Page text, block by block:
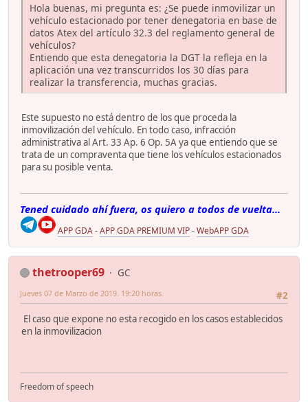
Hola buenas, mi pregunta es: ¿Se puede inmovilizar un
vehículo estacionado por tener denegatoria en base de
datos Atex del artículo 32.3 del reglamento general de
vehículos?
Entiendo que esta denegatoria la DGT la refleja en la
aplicación una vez transcurridos los 30 días para
realizar la transferencia, muchas gracias.
Este supuesto no está dentro de los que proceda la
inmovilización del vehículo. En todo caso, infracción
administrativa al Art. 33 Ap. 6 Op. 5A ya que entiendo que se
trata de un compraventa que tiene los vehículos estacionados
para su posible venta.
Tened cuidado ahí fuera, os quiero a todos de vuelta...
APP GDA-APP GDA PREMIUM VIP-WebAPP GDA
thetrooper69
GC
#2
Jueves 07 de Marzo de 2019. 19:20 horas.
El caso que expone no esta recogido en los casos establecidos
en la inmovilizacion
Freedom of speech